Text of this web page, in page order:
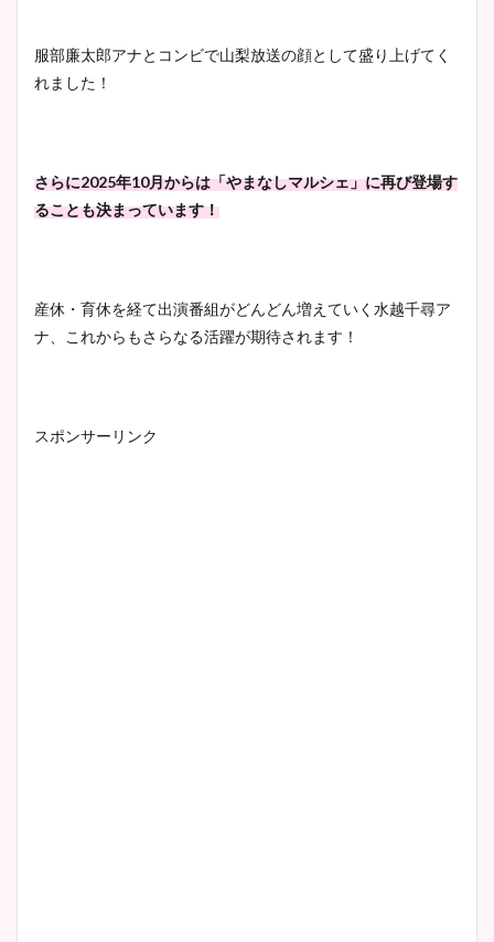
服部廉太郎アナとコンビで山梨放送の顔として盛り上げてく
れました！
さらに2025年10月からは「やまなしマルシェ」に再び登場す
ることも決まっています！
産休・育休を経て出演番組がどんどん増えていく水越千尋ア
ナ、これからもさらなる活躍が期待されます！
スポンサーリンク